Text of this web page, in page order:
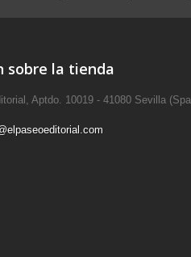
sobre la tienda
Aptdo. 10019 - 41080 Sevilla